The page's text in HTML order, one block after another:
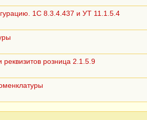
1С 8.3.4.437 и УТ 11.1.5.4
розница 2.1.5.9